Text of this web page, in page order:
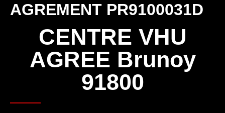
AGREMENT PR9100031D
CENTRE VHU
AGREE Brunoy
91800